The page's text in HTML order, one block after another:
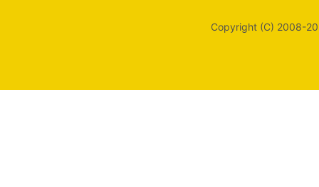
Copyright (C) 2008-